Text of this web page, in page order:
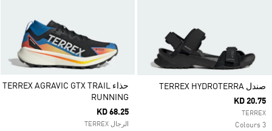
صندل TERREX HYDROTERRA
KD 20.75
TERREX
3 Colours
حذاء TERREX AGRAVIC GTX TRAIL
RUNNING
KD 68.25
الرجال TERREX